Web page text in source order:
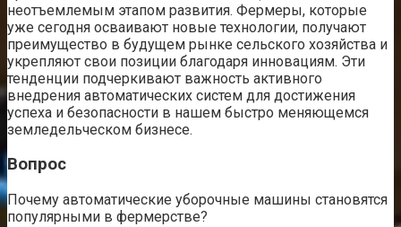
неотъемлемым этапом развития. Фермеры, которые
уже сегодня осваивают новые технологии, получают
преимущество в будущем рынке сельского хозяйства и
укрепляют свои позиции благодаря инновациям. Эти
тенденции подчеркивают важность активного
внедрения автоматических систем для достижения
успеха и безопасности в нашем быстро меняющемся
земледельческом бизнесе.
Вопрос
Почему автоматические уборочные машины становятся
популярными в фермерстве?